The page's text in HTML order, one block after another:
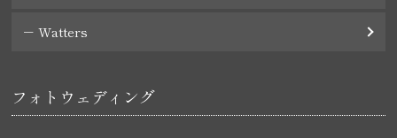
Watters
フォトウェディング